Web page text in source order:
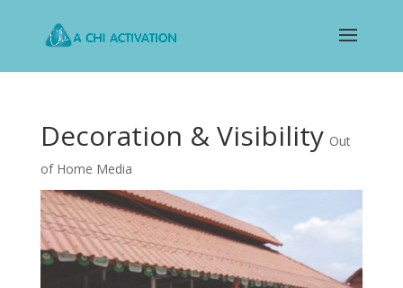
Decoration & Visibility Out
of Home Media